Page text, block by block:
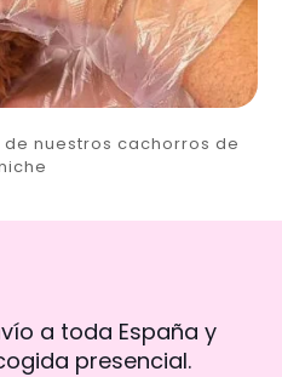
nuestros cachorros de
a toda España y
presencial.